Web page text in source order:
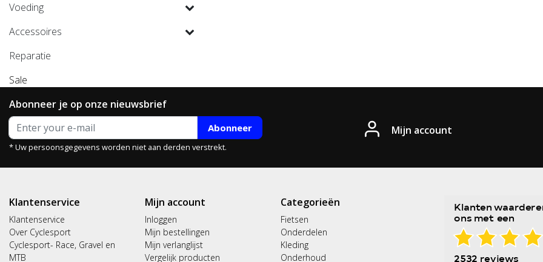
Voeding
Accessoires
Reparatie
Sale
Abonneer je op onze nieuwsbrief
Abonneer
* Uw persoonsgegevens worden niet aan derden verstrekt.
Mijn account
Klantenservice
Klantenservice
Over Cyclesport
Cyclesport- Race, Gravel en
MTB
Mijn account
Inloggen
Mijn bestellingen
Mijn verlanglijst
Vergelijk producten
Categorieën
Fietsen
Onderdelen
Kleding
Onderhoud